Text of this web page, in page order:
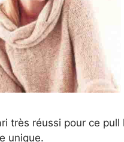
très réussi pour ce
unique.